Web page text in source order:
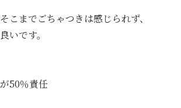
こまでごちゃつきは感じられず、
いです。
50％責任